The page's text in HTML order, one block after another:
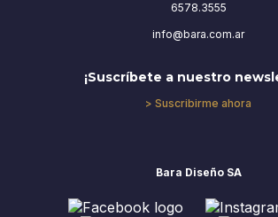
6578.3555
info@bara.com.ar
¡Suscríbete a nuestro
> Suscribirme ahora
Bara Diseño SA